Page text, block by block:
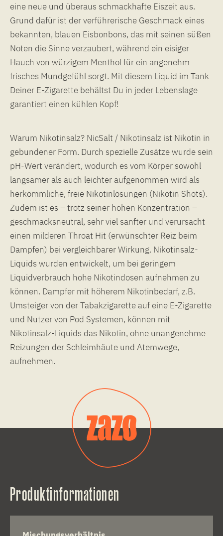
eine neue und überaus schmackhafte Eiszeit aus.
Grund dafür ist der verführerische Geschmack eines
bekannten, blauen Eisbonbons, das mit seinen süßen
Noten die Sinne verzaubert, während ein eisiger
Hauch von würzigem Menthol für ein angenehm
frisches Mundgefühl sorgt. Mit diesem Liquid im Tank
Deiner E-Zigarette behältst Du in jeder Lebenslage
garantiert einen kühlen Kopf!
Warum Nikotinsalz? NicSalt / Nikotinsalz ist Nikotin in
gebundener Form. Durch spezielle Zusätze wurde sein
pH-Wert verändert, wodurch es vom Körper sowohl
langsamer als auch leichter aufgenommen wird als
herkömmliche, freie Nikotinlösungen (Nikotin Shots).
Zudem ist es – trotz seiner hohen Konzentration –
geschmacksneutral, sehr viel sanfter und verursacht
einen milderen Throat Hit (erwünschter Reiz beim
Dampfen) bei vergleichbarer Wirkung. Nikotinsalz-
Liquids wurden entwickelt, um bei geringem
Liquidverbrauch hohe Nikotindosen aufnehmen zu
können. Dampfer mit höherem Nikotinbedarf, z.B.
Umsteiger von der Tabakzigarette auf eine E-Zigarette
und Nutzer von Pod Systemen, können mit
Nikotinsalz-Liquids das Nikotin, ohne unangenehme
Reizungen der Schleimhäute und Atemwege,
aufnehmen.
Produktinformationen